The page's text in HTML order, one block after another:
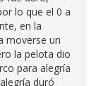
lo que el 0 a
en la
moverse un
la pelota dio
para alegría
duró